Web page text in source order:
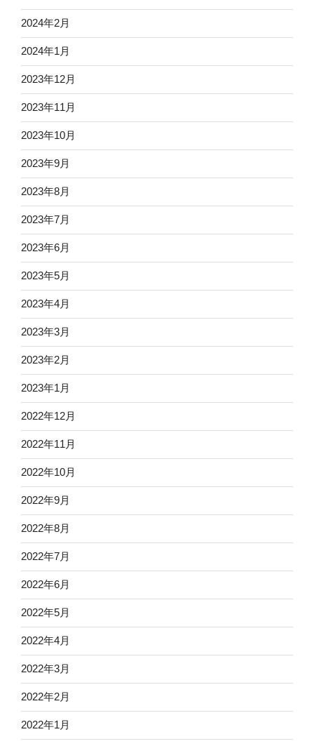
2024年2月
2024年1月
2023年12月
2023年11月
2023年10月
2023年9月
2023年8月
2023年7月
2023年6月
2023年5月
2023年4月
2023年3月
2023年2月
2023年1月
2022年12月
2022年11月
2022年10月
2022年9月
2022年8月
2022年7月
2022年6月
2022年5月
2022年4月
2022年3月
2022年2月
2022年1月